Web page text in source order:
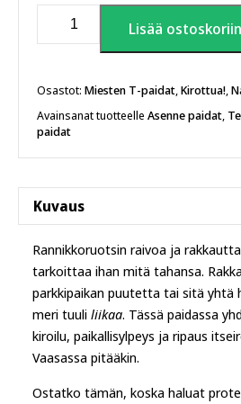
määrä
Lisää ostoskoriin
Osastot: Miesten T-paidat,Kirottua!,
Avainsanat tuotteelle Asenne paidat,
paidat
Kuvaus
Rannikkoruotsin raivoa ja
tarkoittaa ihan mitä tahansa.
parkkipaikan puutetta tai sitä yhtä
meri tuuli liikaa. Tässä paidassa
kiroilu, paikallisylpeys ja ripaus
Vaasassa pitääkin.
Ostatko tämän, koska haluat